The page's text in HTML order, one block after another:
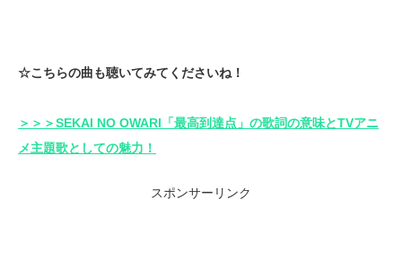
☆こちらの曲も聴いてみてくださいね！
＞＞＞SEKAI NO OWARI「最高到達点」の歌詞の意味とTVアニ
メ主題歌としての魅力！
スポンサーリンク